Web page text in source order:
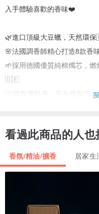
入手體驗喜歡的香味❤️
🌿進口頂級大豆蠟，天然環
🌸法國調香師精心打造8款
🌱採用德國優質純棉燭芯，
🇩🇪
👍🏻超厚實杯身，安全感加倍
尺寸：
一個約40g 可以燒7-8小時
1️⃣英國梨小蒼蘭（淡雅）-現貨
看過此商品的人也
香氛/精油/擴香 居家生